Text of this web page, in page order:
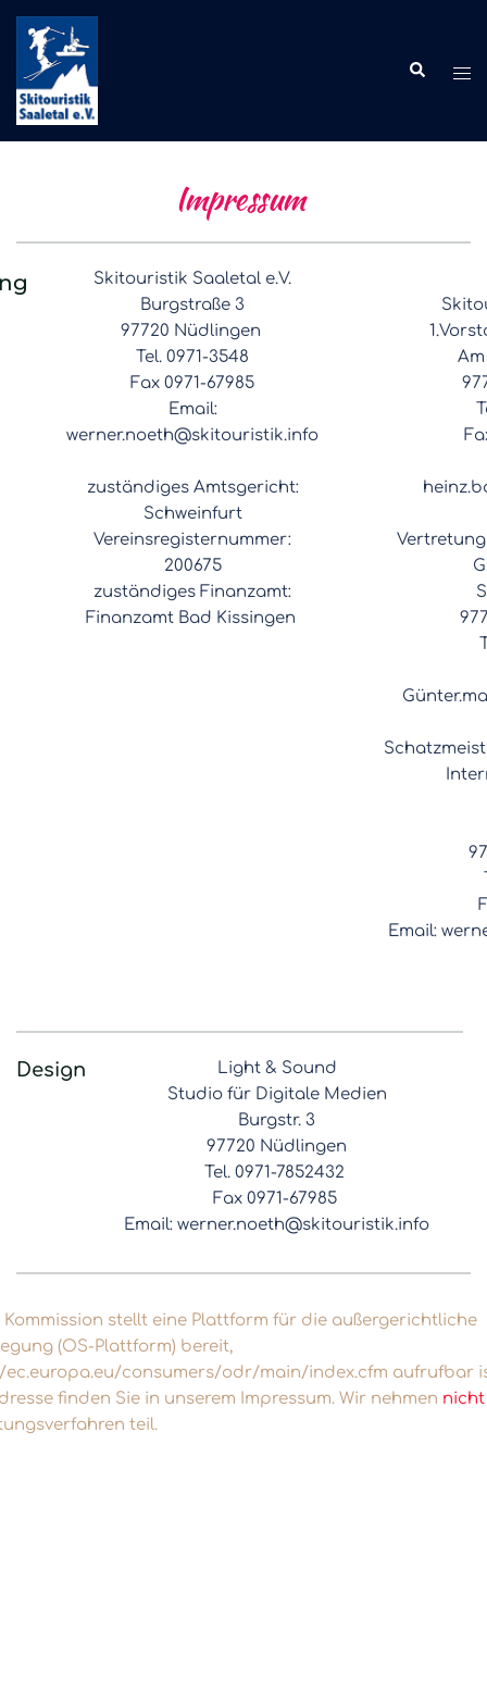
Zum
Inhalt
springen
Impressum
Skitouristik Saaletal e.V.
Burgstraße 3
97720 Nüdlingen
Tel. 0971-3548
Fax 0971-67985
Email:
werner.noeth@skitouristik.info
zuständiges Amtsgericht:
Schweinfurt
Vereinsregisternummer:
200675
zuständiges Finanzamt:
Finanzamt Bad Kissingen
Email:
Design
Light & Sound
Studio für Digitale Medien
Burgstr. 3
97720 Nüdlingen
Tel. 0971-7852432
Fax 0971-67985
Email: werner.noeth@skitouristik.info
stellt eine Plattform für die außergerichtliche
(OS-Plattform) bereit,
consumers/odr/main/index.cfm aufrufbar
finden Sie in unserem Impressum. Wir nehmen nicht
teil.